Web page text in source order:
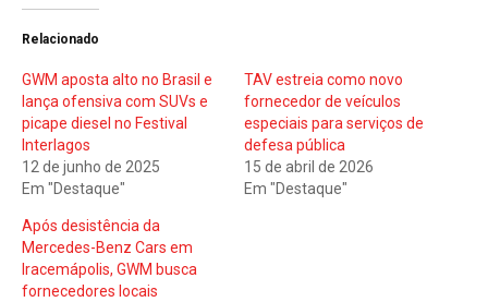
Relacionado
GWM aposta alto no Brasil e
lança ofensiva com SUVs e
picape diesel no Festival
Interlagos
12 de junho de 2025
Em "Destaque"
TAV estreia como novo
fornecedor de veículos
especiais para serviços de
defesa pública
15 de abril de 2026
Em "Destaque"
Após desistência da
Mercedes-Benz Cars em
Iracemápolis, GWM busca
fornecedores locais